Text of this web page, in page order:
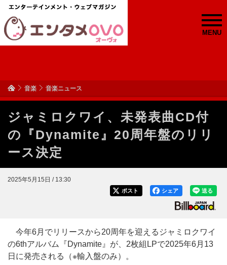
MENU
音楽 音楽ニュース
ジャミロクワイ、未発表曲CD付
の『Dynamite』20周年盤のリリ
ース決定
2025年5月15日 / 13:30
送る
シェア
ポスト
今年6月でリリースから20周年を迎えるジャミロクワイ
の6thアルバム『Dynamite』が、2枚組LPで2025年6月13
日に発売される（※輸入盤のみ）。